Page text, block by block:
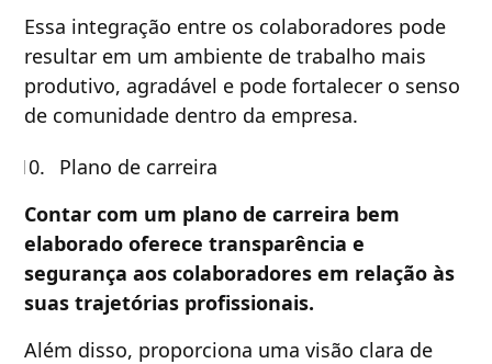
Essa integração entre os colaboradores pode
resultar em um ambiente de trabalho mais
produtivo, agradável e pode fortalecer o senso
de comunidade dentro da empresa.
Plano de carreira
Contar com um plano de carreira bem
elaborado oferece transparência e
segurança aos colaboradores em relação às
suas trajetórias profissionais.
Além disso, proporciona uma visão clara de